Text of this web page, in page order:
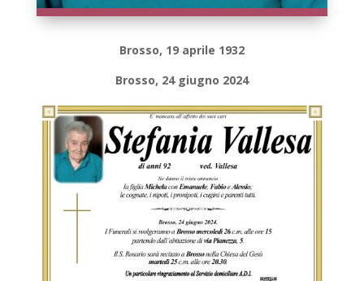
Brosso, 19 aprile 1932
Brosso, 24 giugno 2024